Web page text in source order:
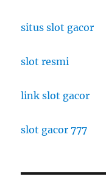
situs slot gacor
slot resmi
link slot gacor
slot gacor 777